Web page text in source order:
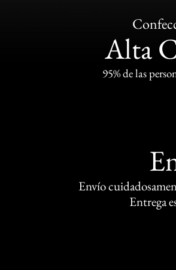
Alta
95% de las
Envío
Entrega